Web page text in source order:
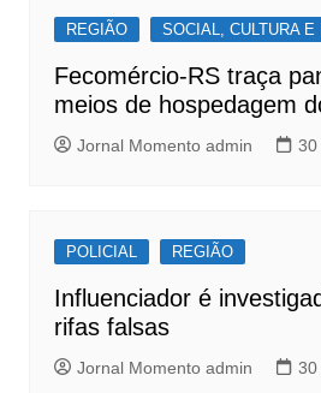
REGIÃO SOCIAL, CULTURA E
Fecomércio-RS traça
meios de hospedagem
Jornal Momento admin 30
POLICIAL REGIÃO
Influenciador é
rifas falsas
Jornal Momento admin 30